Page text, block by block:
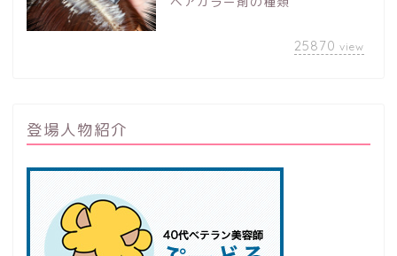
25870 view
登場人物紹介